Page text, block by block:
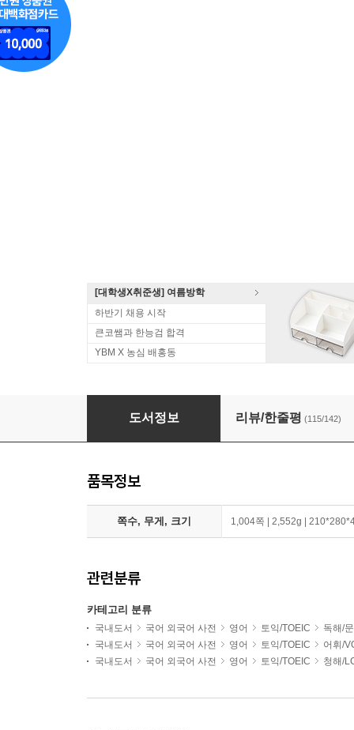
[대학생X취준생] 여름방학
하반기 채용 시작
큰코쌤과 한능검 합격
YBM X 농심 배홍동
ETS 토익 정기시험 기출문제집 1000 Vol. 5
도서정보 리뷰/한줄평 (115/142)
품목정보
쪽수, 무게, 크기 1,004쪽 | 2,552g |
관련분류
카테고리 분류
국내도서 국어 외국어 사전 영어 토익/TOEIC
독해/
국내도서
국어 외국어 사전 영어 토익/TOEIC
어휘/
국내도서
국어 외국어 사전 영어 토익/TOEIC 청해/